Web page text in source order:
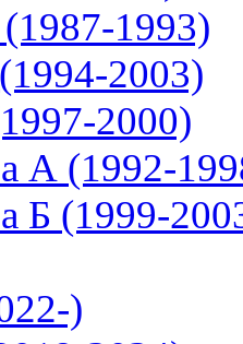
1993)
2003)
2000)
А (1992-
Б (1999-
)